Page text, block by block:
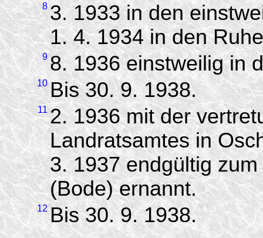
8 3. 1933 in den
1. 4. 1934 in den
9 8. 1936 einstweilig in
10 Bis 30. 9. 1938.
11 2. 1936 mit der
Landratsamtes in
3. 1937 endgültig
(Bode) ernannt.
12 Bis 30. 9. 1938.